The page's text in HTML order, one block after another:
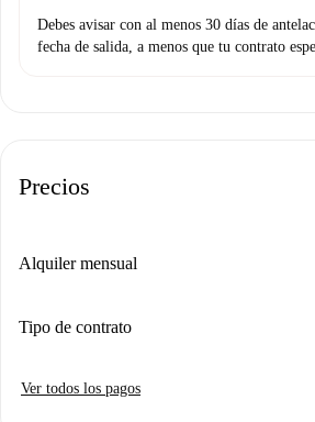
Debes avisar con al menos 30 días de
fecha de salida, a menos que tu contrato
Precios
Alquiler mensual
Tipo de contrato
Ver todos los pagos